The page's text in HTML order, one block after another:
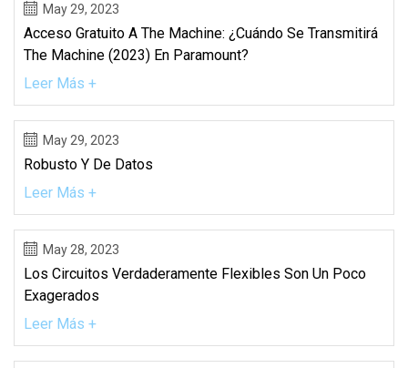
May 29, 2023
Acceso Gratuito A The Machine: ¿Cuándo Se Transmitirá
The Machine (2023) En Paramount?
Leer Más +
May 29, 2023
Robusto Y De Datos
Leer Más +
May 28, 2023
Los Circuitos Verdaderamente Flexibles Son Un Poco
Exagerados
Leer Más +